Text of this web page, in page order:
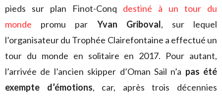
pieds sur plan Finot-Conq destiné à un tour du
monde promu par Yvan Griboval, sur lequel
l’organisateur du Trophée Clairefontaine a effectué un
tour du monde en solitaire en 2017. Pour autant,
l’arrivée de l’ancien skipper d’Oman Sail n’a pas été
exempte d’émotions, car, après trois décennies